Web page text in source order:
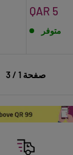
اللاصق
سعر
QAR 5
متوفر
صفحة 1 / 3